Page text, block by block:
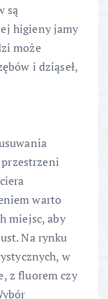
są
higieny jamy
może
i dziąseł,
warto
miejsc, aby
Na rynku
w
z fluorem czy